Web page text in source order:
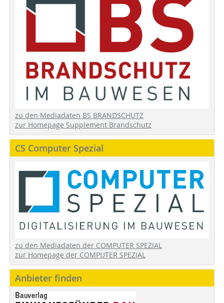
zu den Mediadaten BS BRANDSCHUTZ
zur Homepage Supplement Brandschutz
CS Computer Spezial
zu den Mediadaten der COMPUTER SPEZIAL
zur Homepage der COMPUTER SPEZIAL
Anbieter finden